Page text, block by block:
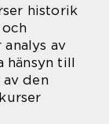
historik
av
hänsyn till
den